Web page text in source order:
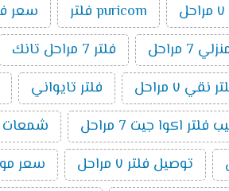
puricom فلتر
سعر فلتر 7
مراحل فلتر 7 مراحل تانك
نقي ٧ مراحل فلتر تايواني
فلتر اكوا جيت 7 مراحل
شمعات
توصيل فلتر ٧ مراحل
سعر